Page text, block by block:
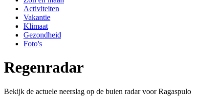
Activiteiten
Vakantie
Klimaat
Gezondheid
Foto's
Regenradar
Bekijk de actuele neerslag op de buien radar voor Ragaspulo